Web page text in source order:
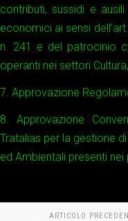
contributi, sussidi e
economici ai sensi
n. 241 e del patrocinio
operanti nei settori
7. Approvazione
8. Approvazione
Tratalias per la gestione
ed Ambientali presenti
ARTICOLO